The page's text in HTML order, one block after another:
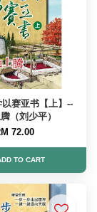
赛亚书【上】--
（刘少平）
72.00
TO CART